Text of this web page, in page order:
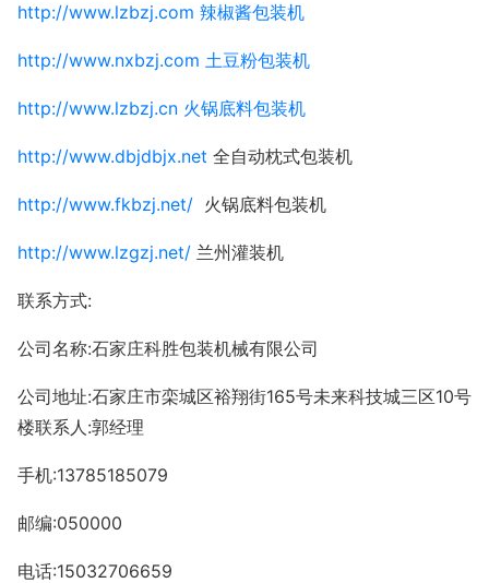
http://www.lzbzj.com 辣椒酱包装机
http://www.nxbzj.com 土豆粉包装机
http://www.lzbzj.cn 火锅底料包装机
http://www.dbjdbjx.net 全自动枕式包装机
http://www.fkbzj.net/ 火锅底料包装机
http://www.lzgzj.net/ 兰州灌装机
联系方式:
公司名称:石家庄科胜包装机械有限公司
公司地址:石家庄市栾城区裕翔街165号未来科技城三区10号
楼联系人:郭经理
手机:13785185079
邮编:050000
电话:15032706659